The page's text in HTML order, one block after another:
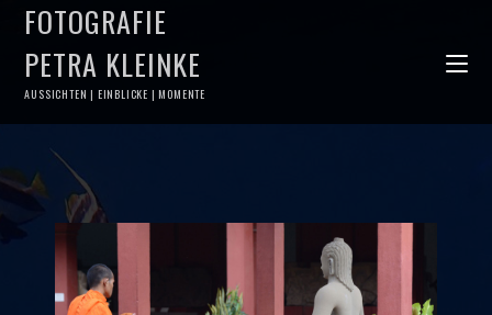
FOTOGRAFIE
PETRA KLEINKE
AUSSICHTEN | EINBLICKE | MOMENTE